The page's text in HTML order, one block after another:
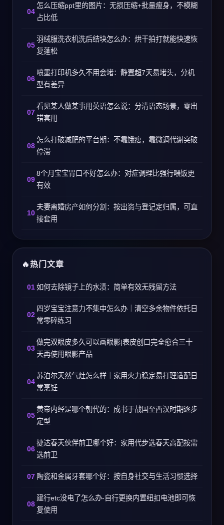
怎么压缩ppt里的图片：无损压缩+批量瘦身，不模糊
占比低
羽绒服洗衣机洗后结块怎么办：烘干拍打就能快速恢
复蓬松
喷墨打印机多久不用会堵：静置超7天易堵头，分机
型有差异
看见某人做某事用英语怎么说：分清语态场景，零出
错套用
怎么打破减肥的平台期：不靠饿瘦，靠微调代谢突破
停滞
8个月宝宝胃口不好怎么办：对症调理比强行喂饭更
有效
夫妻离婚房产如何分割：按出资与登记定归属，可直
接套用
热门文章
如何去除镜子上的水渍：简单有效无残留方法
四岁宝宝注意力不集中怎么办｜清空多余物件依托日
常零碎练习
做完双眼皮多久可以画眼影|表皮创口完全愈合三十
天再使用眼影产品
苏泊尔天然气灶怎么样｜家用火力稳定易打理适配日
常烹饪
黄帝内经是哪个朝代的：成书于战国至西汉时期逐步
定型
捷达春天伙伴前卫哪个好：家用代步选春天高配按需
选前卫
陶瓷和金属牙套哪个好：按自身社交与生活习惯选择
建行etc没电了怎么办-自行更换内置纽扣电池即可恢
复使用